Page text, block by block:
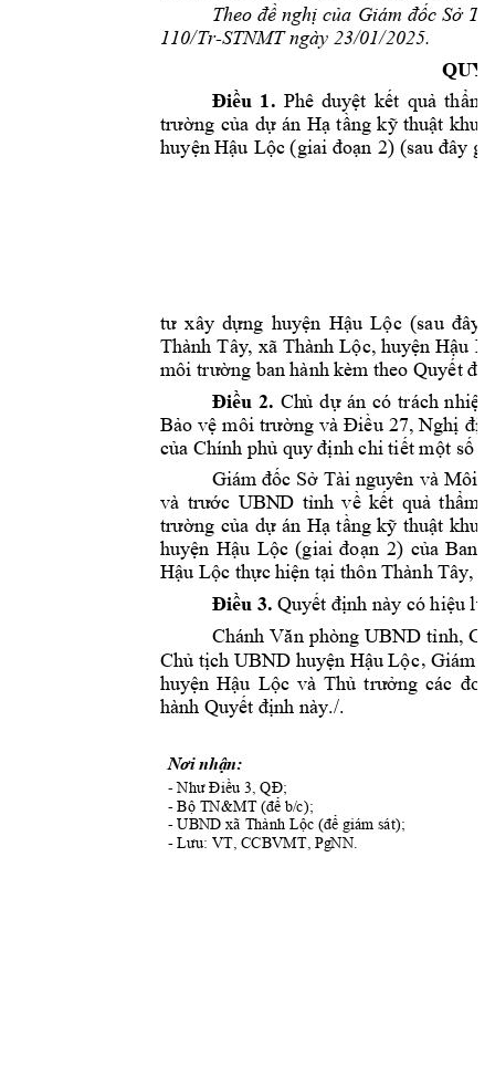
Theo đề nghị của Giám đốc Sở
110/Tr-STNMT ngày 23/01/2025.
QUY
Điều 1. Phê duyệt kết quả thẩm
trường của dự án Hạ tầng kỹ thuật khu
huyện Hậu Lộc (giai đoạn 2) (sau đây gọ
tư xây dựng huyện Hậu Lộc (sau đây
Thành Tây, xã Thành Lộc, huyện Hậu L
môi trường ban hành kèm theo Quyết đị
Điều 2. Chủ dự án có trách nhiệ
Bảo vệ môi trường và Điều 27, Nghị đị
của Chính phủ quy định chi tiết một số
Giám đốc Sở Tài nguyên và Môi
và trước UBND tỉnh về kết quả thẩm
trường của dự án Hạ tầng kỹ thuật khu
huyện Hậu Lộc (giai đoạn 2) của Ban
Hậu Lộc thực hiện tại thôn Thành Tây,
Điều 3. Quyết định này có hiệu lự
Chánh Văn phòng UBND tỉnh,
Chủ tịch UBND huyện Hậu Lộc, Giám
huyện Hậu Lộc và Thủ trưởng các
hành Quyết định này./.
Nơi nhận:
- Như Điều 3, QĐ;
- Bộ TN&MT (để b/c);
- UBND xã Thành Lộc (để giám sát);
- Lưu: VT, CCBVMT, PgNN.